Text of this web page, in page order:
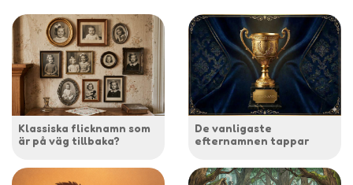
Klassiska flicknamn som
är på väg tillbaka?
De vanligaste
efternamnen tappar